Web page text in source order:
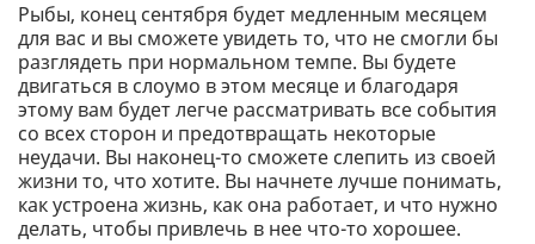
Рыбы, конец сентября будет медленным месяцем
для вас и вы сможете увидеть то, что не смогли бы
разглядеть при нормальном темпе. Вы будете
двигаться в слоумо в этом месяце и благодаря
этому вам будет легче рассматривать все события
со всех сторон и предотвращать некоторые
неудачи. Вы наконец-то сможете слепить из своей
жизни то, что хотите. Вы начнете лучше понимать,
как устроена жизнь, как она работает, и что нужно
делать, чтобы привлечь в нее что-то хорошее.